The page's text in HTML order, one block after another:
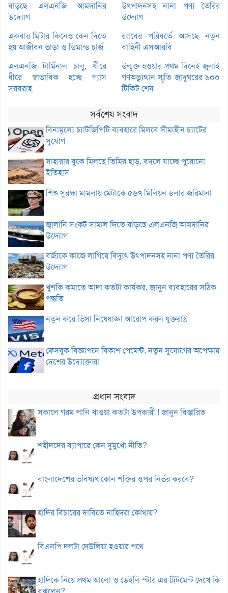
বাড়ছে এলএনজি আমদানির
উদ্যোগ
উৎপাদনসহ নানা পণ্য তৈরির
উদ্যোগ
একবার মিটার কিনেও কেন দিতে
হয় আজীবন ভাড়া ও ডিমান্ড চার্জ
র‌্যাবের পরিবর্তে আসছে নতুন
বাহিনী এসআরবি
এলএনজি টার্মিনাল চালু, ধীরে
ধীরে স্বাভাবিক হচ্ছে গ্যাস
সরবরাহ
উন্মুক্ত হওয়ার প্রথম দিনেই জুলাই
গণঅভ্যুত্থান স্মৃতি জাদুঘরের ৯০০
টিকিট শেষ
সর্বশেষ সংবাদ
বিনামূল্যে চ্যাটজিপিটি ব্যবহারে মিলবে সীমাহীন চ্যাটের
সুযোগ
সাহারার বুকে মিলছে তিমির হাড়, বদলে যাচ্ছে পুরোনো
ইতিহাস
শিশু সুরক্ষা মামলায় মেটাকে ৫৬৭ মিলিয়ন ডলার জরিমানা
জ্বালানি সংকট সামাল দিতে বাড়ছে এলএনজি আমদানির
উদ্যোগ
বর্জ্যকে কাজে লাগিয়ে বিদ্যুৎ উৎপাদনসহ নানা পণ্য তৈরির
উদ্যোগ
খুশকি কমাতে আদা কতটা কার্যকর, জানুন ব্যবহারের সঠিক
পদ্ধতি
নতুন করে ভিসা নিষেধাজ্ঞা আরোপ করল যুক্তরাষ্ট্র
ফেসবুক বিজ্ঞাপনে বিকাশ পেমেন্ট, নতুন সুযোগের অপেক্ষায়
দেশের উদ্যোক্তারা
প্রধান সংবাদ
সকালে গরম পানি খাওয়া কতটা উপকারী ! জানুন বিস্তারিত
শহীদদের ব্যাপারে কেন দুমুখো নীতি?
বাংলাদেশের ভবিষ্যৎ কোন শক্তির ওপর নির্ভর করবে?
হাদির বিচারের দাবিতে নাহিদরা কোথায়?
বিএনপি দলটা দেউলিয়া হওয়ার পথে
হাদিকে নিয়ে প্রথম আলো ও ডেইলি স্টার এর ট্রিটমেন্ট দেখে কি